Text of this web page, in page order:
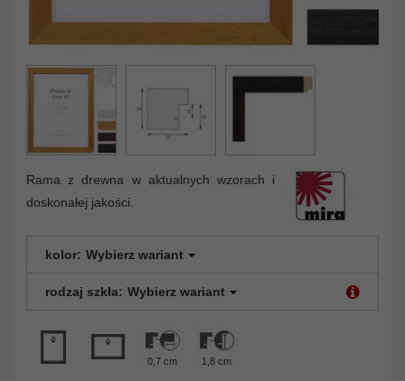
Rama z drewna w aktualnych wzorach i
doskonałej jakości.
kolor: Wybierz wariant
rodzaj szkła: Wybierz wariant
0,7 cm 1,8 cm